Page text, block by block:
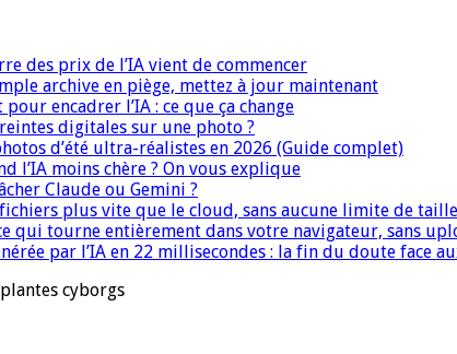
des prix de l’IA vient de commencer
archive en piège, mettez à jour maintenant
encadrer l’IA : ce que ça change
digitales sur une photo ?
d’été ultra-réalistes en 2026 (Guide complet)
l’IA moins chère ? On vous explique
Claude ou Gemini ?
plus vite que le cloud, sans aucune limite de taille
qui tourne entièrement dans votre navigateur, sans
par l’IA en 22 millisecondes : la fin du doute face
cyborgs